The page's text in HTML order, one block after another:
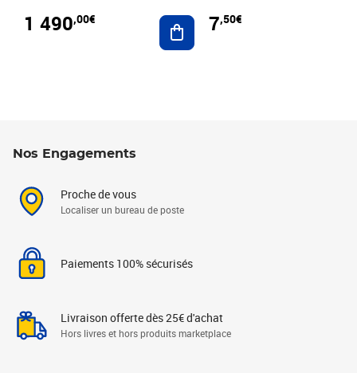
1 490,00€ Ajouter au panier
7,50€
Nos Engagements
Proche de vous
Localiser un bureau de poste
Paiements 100% sécurisés
Livraison offerte dès 25€ d'achat
Hors livres et hors produits marketplace